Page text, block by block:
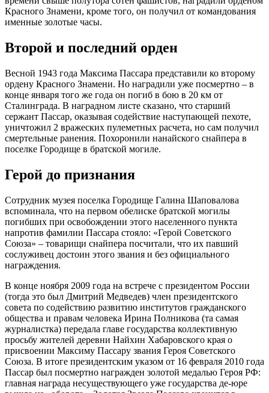
Красного Знамени, кроме того, он получил от командования
именные золотые часы.
Второй и последний орден
Весной 1943 года Максима Пассара представили ко второму
ордену Красного Знамени. Но наградили уже посмертно – в
конце января того же года он погиб в бою в 20 км от
Сталинграда. В наградном листе сказано, что старший
сержант Пассар, оказывая содействие наступающей пехоте,
уничтожил 2 вражеских пулеметных расчета, но сам получил
смертельные ранения. Похоронили нанайского снайпера в
поселке Городище в братской могиле.
Герой до признания
Сотрудник музея поселка Городище Галина Шаповалова
вспоминала, что на первом обелиске братской могилы
погибших при освобождении этого населенного пункта
напротив фамилии Пассара стояло: «Герой Советского
Союза» – товарищи снайпера посчитали, что их павший
сослуживец достоин этого звания и без официального
награждения.
В конце ноября 2009 года на встрече с президентом России
(тогда это был Дмитрий Медведев) член президентского
совета по содействию развитию институтов гражданского
общества и правам человека Ирина Полникова (та самая
журналистка) передала главе государства коллективную
просьбу жителей деревни Найхин Хабаровского края о
присвоении Максиму Пассару звания Героя Советского
Союза. В итоге президентским указом от 16 февраля 2010 года
Пассар был посмертно награжден золотой медалью Героя РФ:
главная награда несуществующего уже государства де-юре